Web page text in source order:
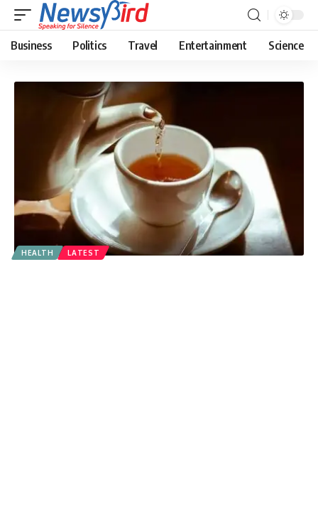
Business Politics Travel Entertainment Science
HEALTH LATEST